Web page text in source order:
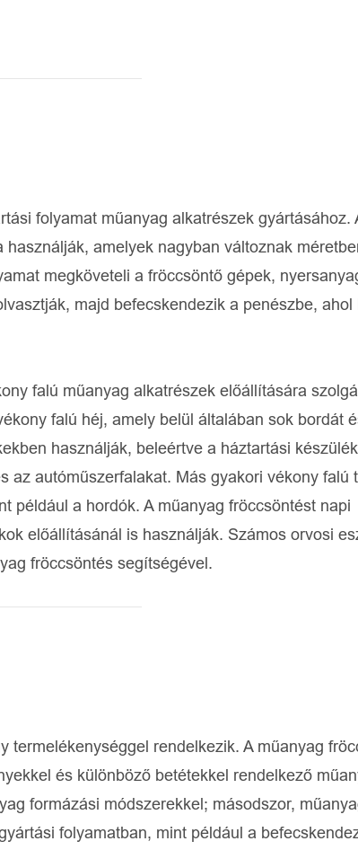
folyamat műanyag alkatrészek gyártásához.
amelyek nagyban változnak
megköveteli a fröccsöntő gépek,
majd befecskendezik a penészbe, ahol
falú műanyag alkatrészek előállítására
falú héj, amely belül általában sok bordát
használják, beleértve a háztartási
az autóműszerfalakat. Más gyakori vékony falú
például a hordók. A műanyag fröccsöntést napi
előállításánál is használják. Számos orvosi
fröccsöntés segítségével.
termelékenységgel rendelkezik. A műanyag
és különböző betétekkel rendelkező
formázási módszerekkel; másodszor,
folyamatban, mint például a